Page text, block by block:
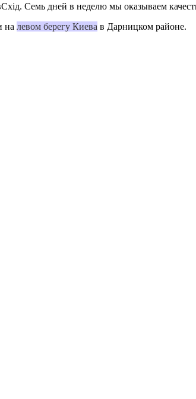
Семь дней в неделю мы оказываем
на левом берегу Киева в Дарницком районе.